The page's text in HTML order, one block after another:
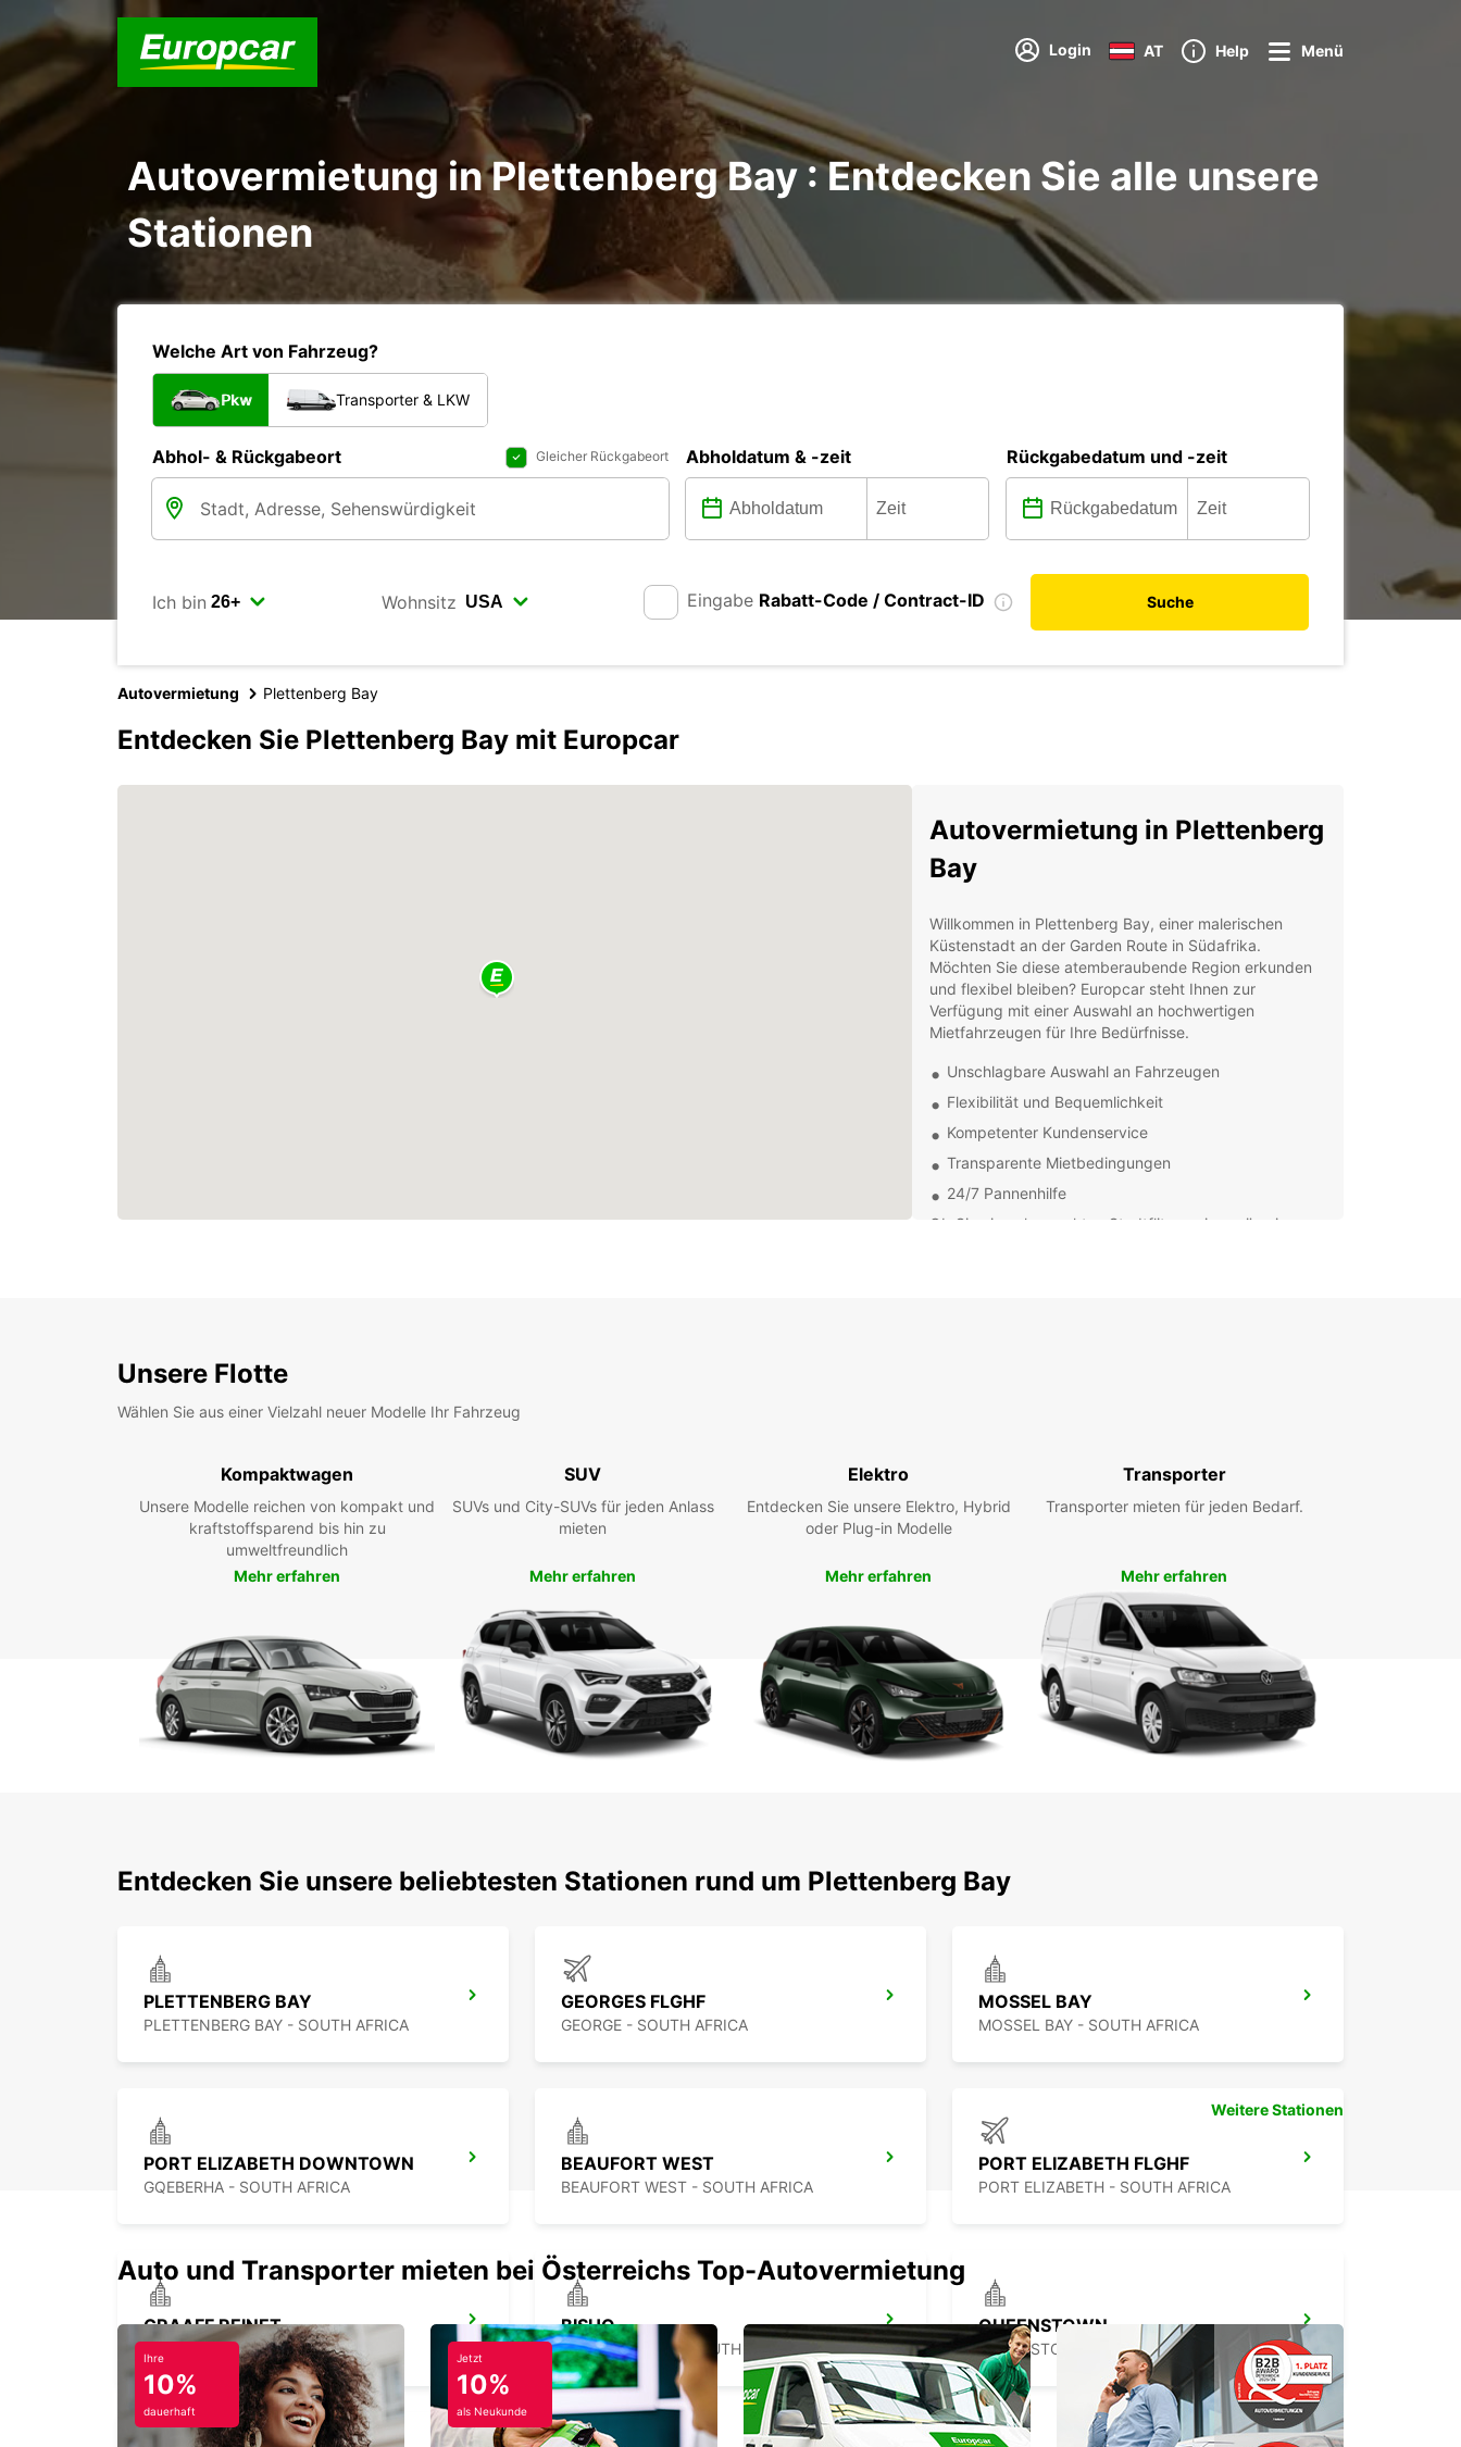
Login AT Help Menü
Autovermietung in Plettenberg Bay : Entdecken Sie alle unsere
Stationen
Welche Art von Fahrzeug?
Pkw Transporter & LKW
Abhol- & Rückgabeort Gleicher Rückgabeort Abholdatum & -zeit Rückgabedatum und -zeit
Ich bin Wohnsitz Eingabe Rabatt-Code / Contract-ID Suche
Autovermietung Plettenberg Bay
Entdecken Sie Plettenberg Bay mit Europcar
Autovermietung in Plettenberg
Bay
Willkommen in Plettenberg Bay, einer malerischen
Küstenstadt an der Garden Route in Südafrika.
Möchten Sie diese atemberaubende Region erkunden
und flexibel bleiben? Europcar steht Ihnen zur
Verfügung mit einer Auswahl an hochwertigen
Mietfahrzeugen für Ihre Bedürfnisse.
Unschlagbare Auswahl an Fahrzeugen
Flexibilität und Bequemlichkeit
Kompetenter Kundenservice
Transparente Mietbedingungen
24/7 Pannenhilfe
Ob Sie einen kompakten Stadtflitzer, ein geräumiges
attraktiven Angeboten für Ihren Besuch in Plettenberg
Bay.
Unsere Flotte
Wählen Sie aus einer Vielzahl neuer Modelle Ihr Fahrzeug
Kompaktwagen
Unsere Modelle reichen von kompakt und
kraftstoffsparend bis hin zu
umweltfreundlich
Mehr erfahren
SUV
SUVs und City-SUVs für jeden Anlass
mieten
Mehr erfahren
Elektro
Entdecken Sie unsere Elektro, Hybrid
oder Plug-in Modelle
Mehr erfahren
Transporter
Transporter mieten für jeden Bedarf.
Mehr erfahren
Entdecken Sie unsere beliebtesten Stationen rund um Plettenberg Bay
PLETTENBERG BAY
PLETTENBERG BAY - SOUTH AFRICA
GEORGES FLGHF
GEORGE - SOUTH AFRICA
MOSSEL BAY
MOSSEL BAY - SOUTH AFRICA
PORT ELIZABETH DOWNTOWN
GQEBERHA - SOUTH AFRICA
BEAUFORT WEST
BEAUFORT WEST - SOUTH AFRICA
PORT ELIZABETH FLGHF
PORT ELIZABETH - SOUTH AFRICA
GRAAFF REINET
GRAAFF-REINET - SOUTH AFRICA
BISHO
EASTERN CAPE - SOUTH AFRICA
QUEENSTOWN
QUEENSTOWN - SOUTH AFRICA
Weitere Stationen
Auto und Transporter mieten bei Österreichs Top-Autovermietung
Ihre
10%
dauerhaft
Jetzt
10%
als Neukunde